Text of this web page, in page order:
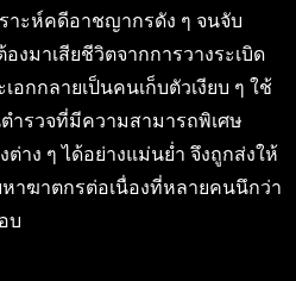
าะห์คดีอาชญากรดัง ๆ จนจับ
มาเสียชีวิตจากการวางระเบิด
อกกลายเป็นคนเก็บตัวเงียบ ๆ ใช้
ำรวจที่มีความสามารถพิเศษ
ต่าง ๆ ได้อย่างแม่นย่ำ จึงถูกส่งให้
าฆาตกรต่อเนื่องที่หลายคนนึกว่า
บ